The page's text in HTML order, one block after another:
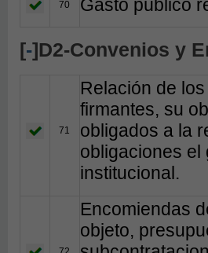
70 Gasto público
[-]D2-Convenios y
71
Relación de
firmantes, su
obligados a la
obligaciones el
institucional.
Encomiendas
objeto,